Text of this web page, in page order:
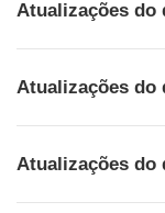
Atualizações do
Atualizações do
Atualizações do